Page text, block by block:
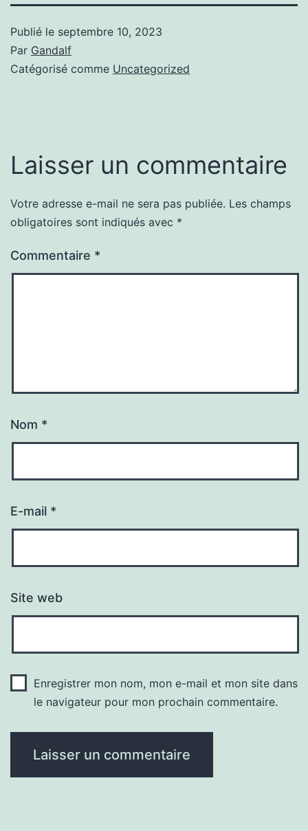
Publié le septembre 10, 2023
Par Gandalf
Catégorisé comme Uncategorized
Laisser un commentaire
Votre adresse e-mail ne sera pas publiée. Les champs
obligatoires sont indiqués avec *
Commentaire *
Nom *
E-mail *
Site web
Enregistrer mon nom, mon e-mail et mon site dans
le navigateur pour mon prochain commentaire.